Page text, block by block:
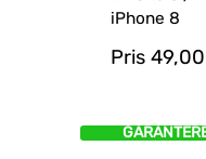
iPhone 8
Pris 49,00